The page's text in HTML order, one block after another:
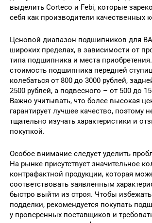
выделить Corteco и Febi, которые
себя как производители качественных
Ценовой диапазон подшипников для
широких пределах, в зависимости от
типа подшипника и места
стоимость подшипника передней
колебаться от 800 до 3000 рублей,
2500 рублей, а подвесного – от 500 до
Важно учитывать, что более высокая
гарантирует лучшее качество, поэтому
тщательно изучать характеристики и
покупкой.
Особое внимание следует уделить
На рынке присутствует значительное
контрафактной продукции, которая
соответствовать заявленным
быстро выйти из строя. Чтобы
подделки, рекомендуется покупать
у проверенных поставщиков и